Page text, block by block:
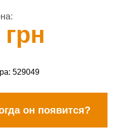
529049
он появится?